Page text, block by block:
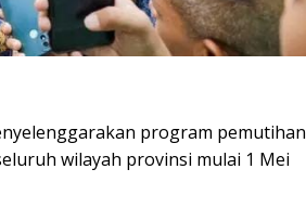
program pemutihan
wilayah provinsi mulai 1 Mei